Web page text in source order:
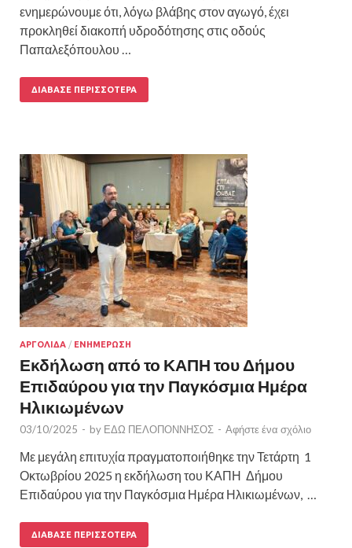
ενημερώνουμε ότι, λόγω βλάβης στον αγωγό, έχει
προκληθεί διακοπή υδροδότησης στις οδούς
Παπαλεξόπουλου …
ΔΙΆΒΑΣΕ ΠΕΡΙΣΣΌΤΕΡΑ
ΑΡΓΟΛΙΔΑ / ΕΝΗΜΕΡΩΣΗ
Εκδήλωση από το ΚΑΠΗ του Δήμου
Επιδαύρου για την Παγκόσμια Ημέρα
Ηλικιωμένων
03/10/2025 - by ΕΔΩ ΠΕΛΟΠΟΝΝΗΣΟΣ - Αφήστε ένα σχόλιο
Με μεγάλη επιτυχία πραγματοποιήθηκε την Τετάρτη 1
Οκτωβρίου 2025 η εκδήλωση του ΚΑΠΗ Δήμου
Επιδαύρου για την Παγκόσμια Ημέρα Ηλικιωμένων, …
ΔΙΆΒΑΣΕ ΠΕΡΙΣΣΌΤΕΡΑ